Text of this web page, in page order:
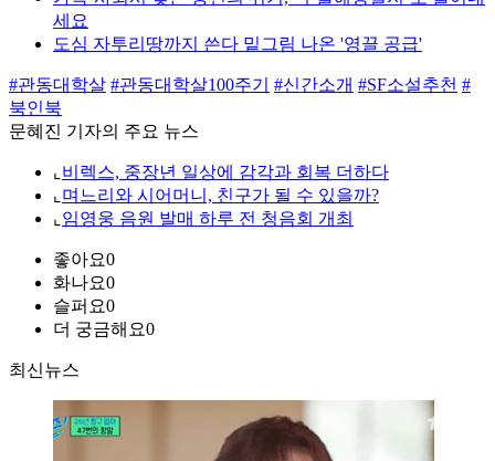
세요
도심 자투리땅까지 쓴다 밑그림 나온 '영끌 공급'
#관동대학살 #관동대학살100주기 #신간소개 #SF소설추천 #
북인북
문혜진 기자의 주요 뉴스
⌞ 비렉스, 중장년 일상에 감각과 회복 더하다
⌞ 며느리와 시어머니, 친구가 될 수 있을까?
⌞ 임영웅 음원 발매 하루 전 청음회 개최
좋아요0
화나요0
슬퍼요0
더 궁금해요0
최신뉴스